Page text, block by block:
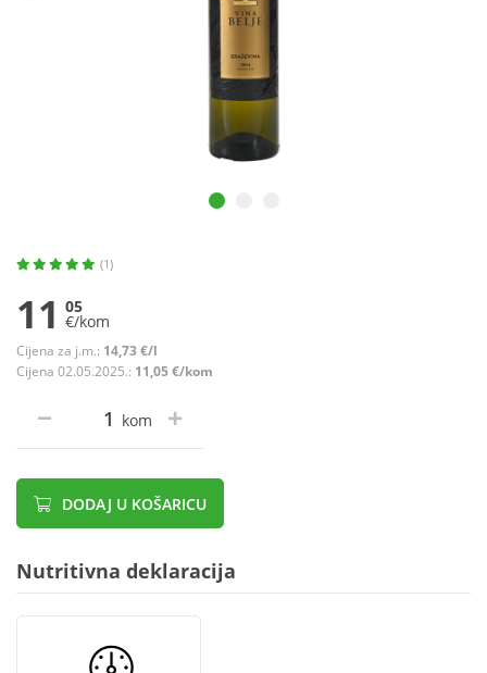
(1)
11 05
€/kom
Cijena za j.m.: 14,73 €/l
Cijena 02.05.2025.: 11,05 €/kom
kom
DODAJ U KOŠARICU
Nutritivna deklaracija